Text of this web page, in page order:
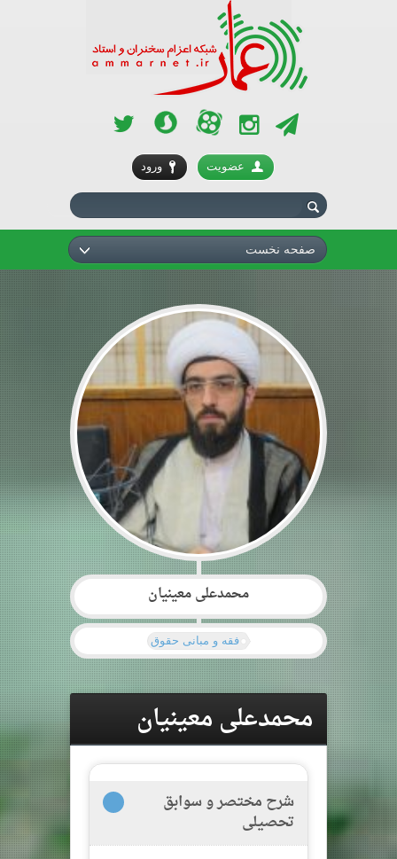
تلگرام اینستاگرام آپارات سروش
ورود عضویت
صفحه نخست
محمدعلی معینیان
فقه و مبانی حقوق
محمدعلی معینیان
شرح مختصر و سوابق
تحصیلی